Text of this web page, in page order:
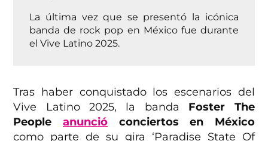
La última vez que se presentó la icónica
banda de rock pop en México fue durante
el Vive Latino 2025.
Tras haber conquistado los escenarios del
Vive Latino 2025, la banda Foster The
People anuncióconciertos en México
como parte de su gira ‘Paradise State Of